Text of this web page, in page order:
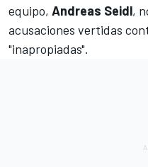
equipo, Andreas Seidl,
acusaciones vertidas
"inapropiadas".